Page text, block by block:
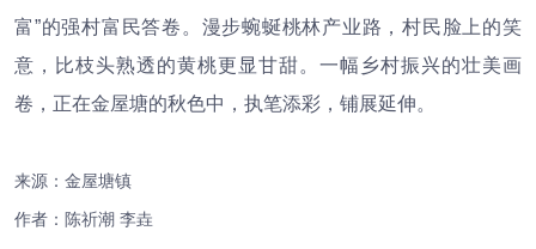
富”的强村富民答卷。漫步蜿蜒桃林产业路，村民脸上的笑
意，比枝头熟透的黄桃更显甘甜。一幅乡村振兴的壮美画
卷，正在金屋塘的秋色中，执笔添彩，铺展延伸。
来源：金屋塘镇
作者：陈祈潮 李垚